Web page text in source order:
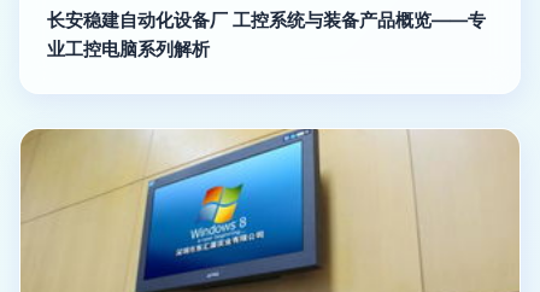
长安稳建自动化设备厂 工控系统与装备产品概览——专
业工控电脑系列解析